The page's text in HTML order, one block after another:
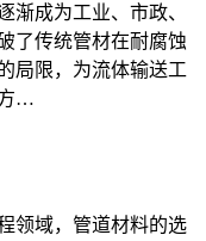
渐成为工业、市政、
了传统管材在耐腐蚀
局限，为流体输送工
…
领域，管道材料的选